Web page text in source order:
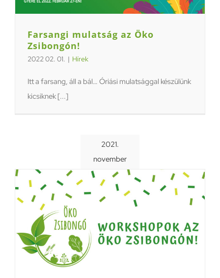
Farsangi mulatság az Öko
Zsibongón!
2022 02. 01. | Hírek
Itt a farsang, áll a bál… Óriási mulatsággal készülünk
kicsiknek [...]
2021.
november